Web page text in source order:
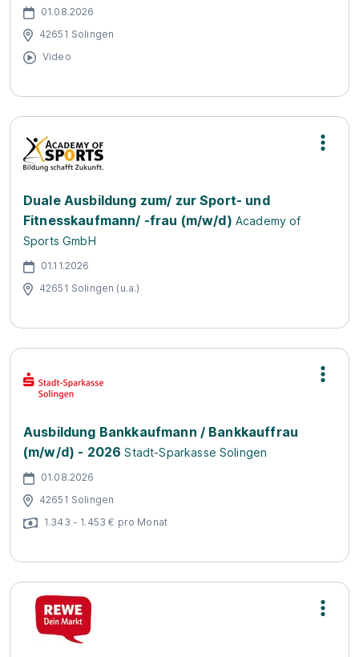
01.08.2026
42651 Solingen
Video
Duale Ausbildung zum/ zur Sport- und
Fitnesskaufmann/ -frau (m/w/d) Academy of
Sports GmbH
01.11.2026
42651 Solingen (u.a.)
Ausbildung Bankkaufmann / Bankkauffrau
(m/w/d) - 2026 Stadt-Sparkasse Solingen
01.08.2026
42651 Solingen
1.343 - 1.453 € pro Monat